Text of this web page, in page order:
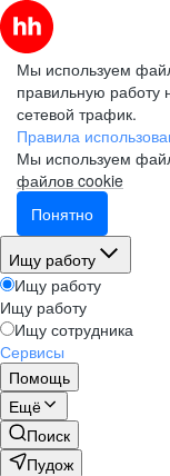
Мы используем
правильную работу
сетевой трафик.
Правила
Мы используем
файлов cookie
Понятно
Ищу работу
Ищу работу
Ищу работу
Ищу сотрудника
Сервисы
Помощь
Ещё
Поиск
Пудож